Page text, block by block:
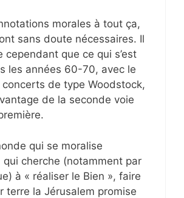
morales à tout ça,
sans doute nécessaires. Il
cependant que ce qui s’est
les années 60-70, avec le
de type Woodstock,
de la seconde voie
qui se moralise
qui cherche (notamment par
à « réaliser le Bien », faire
terre la Jérusalem promise